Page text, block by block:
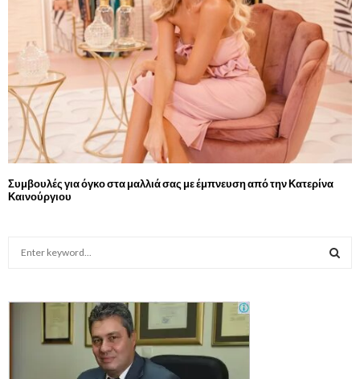
Συμβουλές για όγκο στα μαλλιά σας με έμπνευση από την Κατερίνα
Καινούργιου